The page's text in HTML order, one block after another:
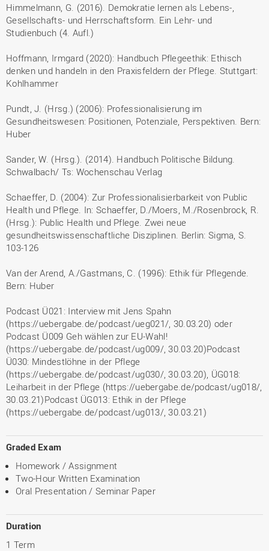
Himmelmann, G. (2016). Demokratie lernen als Lebens-,
Gesellschafts- und Herrschaftsform. Ein Lehr- und
Studienbuch (4. Aufl.)
Hoffmann, Irmgard (2020): Handbuch Pflegeethik: Ethisch
denken und handeln in den Praxisfeldern der Pflege. Stuttgart:
Kohlhammer
Pundt, J. (Hrsg.) (2006): Professionalisierung im
Gesundheitswesen: Positionen, Potenziale, Perspektiven. Bern:
Huber
Sander, W. (Hrsg.). (2014). Handbuch Politische Bildung.
Schwalbach/ Ts: Wochenschau Verlag
Schaeffer, D. (2004): Zur Professionalisierbarkeit von Public
Health und Pflege. In: Schaeffer, D./Moers, M./Rosenbrock, R.
(Hrsg.): Public Health und Pflege. Zwei neue
gesundheitswissenschaftliche Disziplinen. Berlin: Sigma, S.
103-126
Van der Arend, A./Gastmans, C. (1996): Ethik für Pflegende.
Bern: Huber
Podcast Ü021: Interview mit Jens Spahn
(https://uebergabe.de/podcast/ueg021/, 30.03.20) oder
Podcast Ü009 Geh wählen zur EU-Wahl!
(https://uebergabe.de/podcast/ug009/, 30.03.20)Podcast
Ü030: Mindestlöhne in der Pflege
(https://uebergabe.de/podcast/ug030/, 30.03.20), ÜG018:
Leiharbeit in der Pflege (https://uebergabe.de/podcast/ug018/,
30.03.21)Podcast ÜG013: Ethik in der Pflege
(https://uebergabe.de/podcast/ug013/, 30.03.21)
Graded Exam
Homework / Assignment
Two-Hour Written Examination
Oral Presentation / Seminar Paper
Duration
1 Term